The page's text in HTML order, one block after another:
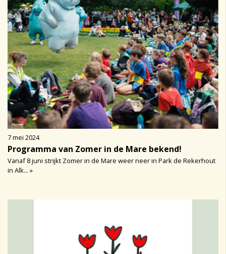
7 mei 2024
Programma van Zomer in de Mare bekend!
Vanaf 8 juni strijkt Zomer in de Mare weer neer in Park de Rekerhout
in Alk... »